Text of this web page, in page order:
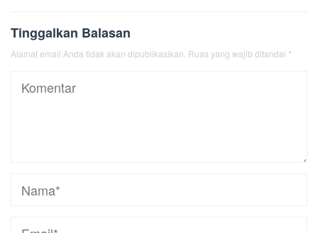
Tinggalkan Balasan
Alamat email Anda tidak akan dipublikasikan. Ruas yang wajib ditandai *